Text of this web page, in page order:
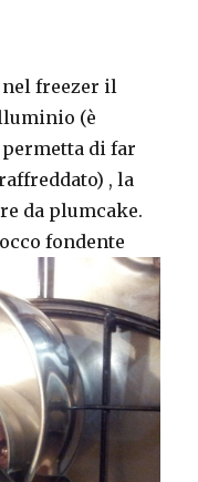
freezer il
(è
di far
, la
da plumcake.
fondente